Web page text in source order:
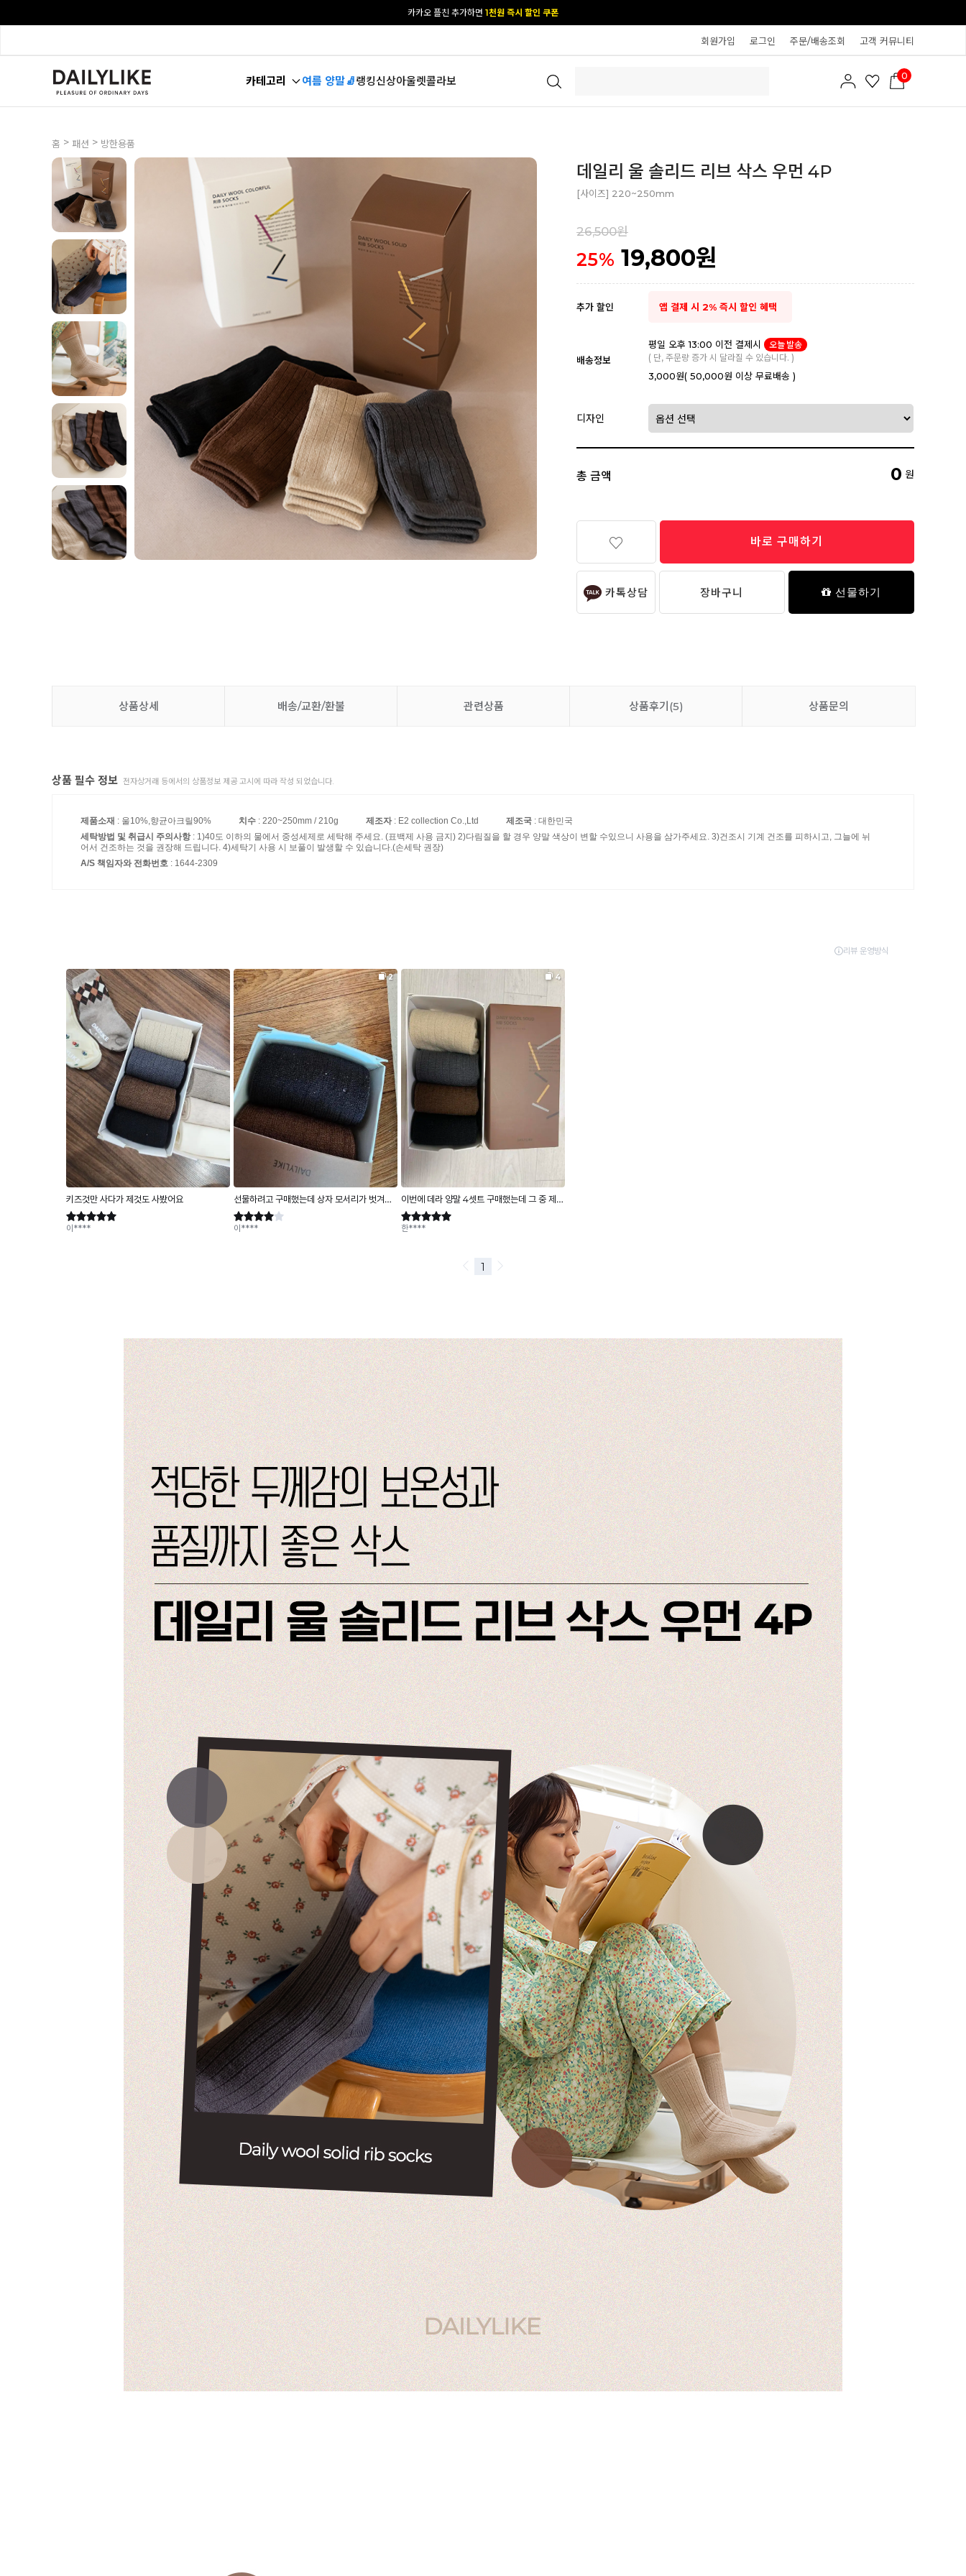
카카오 플친 추가하면 1천원 즉시 할인 쿠폰
회원가입 로그인 주문/배송조회 고객 커뮤니티
카테고리 여름 양말🧦랭킹신상아울렛콜라보 0
홈 > 패션 > 방한용품
데일리 울 솔리드 리브 삭스 우먼 4P
[사이즈] 220~250mm
26,500원
25% 19,800원
추가 할인 앱 결제 시 2% 즉시 할인 혜택
배송정보
평일 오후 13:00 이전 결제시
오늘 발송
( 단, 주문량 증가 시 달라질 수 있습니다. )
3,000원( 50,000원 이상 무료배송 )
디자인
총 금액 0 원
바로 구매하기
카톡상담 장바구니 선물하기
상품상세 배송/교환/환불 관련상품 상품후기(5) 상품문의
상품 필수 정보 전자상거래 등에서의 상품정보 제공 고시에 따라 작성 되었습니다.
제품소재 : 울10%,향균아크릴90% 치수 : 220~250mm / 210g 제조자: E2 collection Co.,Ltd 제조국 : 대한민국
세탁방법 및 취급시 주의사항: 1)40도 이하의 물에서 중성세제로 세탁해 주세요. (표백제 사용 금지) 2)다림질을 할 경우 양말 색상이 변할 수있으니 사용을 삼가주세요. 3)건조시 기계 건조를 피하시고, 그늘에 뉘
어서 건조하는 것을 권장해 드립니다. 4)세탁기 사용 시 보풀이 발생할 수 있습니다.(손세탁 권장)
A/S 책임자와 전화번호 : 1644-2309